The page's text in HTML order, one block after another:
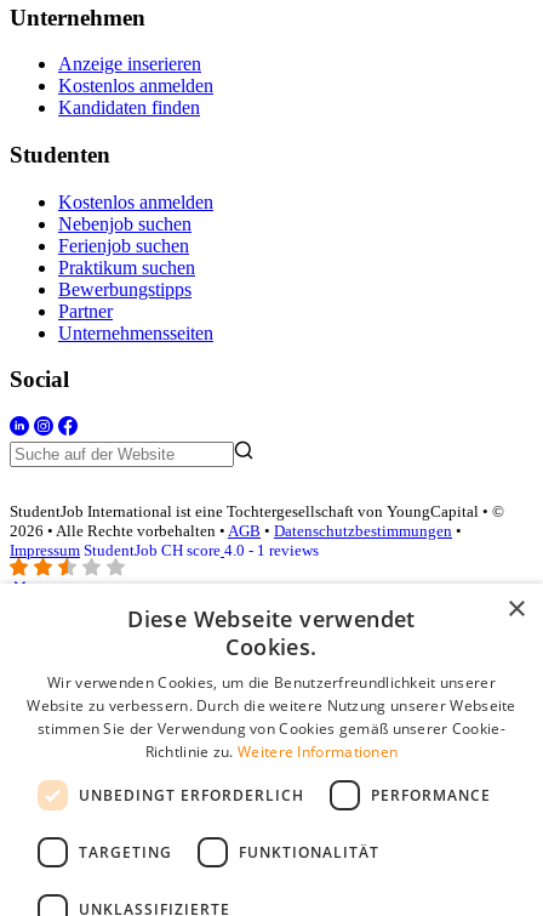
Unternehmen
Anzeige inserieren
Kostenlos anmelden
Kandidaten finden
Studenten
Kostenlos anmelden
Nebenjob suchen
Ferienjob suchen
Praktikum suchen
Bewerbungstipps
Partner
Unternehmensseiten
Social
StudentJob International ist eine Tochtergesellschaft von YoungCapital • ©
2026 • Alle Rechte vorbehalten • AGB • Datenschutzbestimmungen •
Impressum StudentJob CH score 4.0 - 1 reviews
Login für Unternehmen
E-Mail*
Passwort
Angemeldet bleiben
Passwort vergessen?
Kostenloses Unternehmensprofil
×
Diese Webseite verwendet
Cookies.
Wir verwenden Cookies, um die Benutzerfreundlichkeit unserer
Website zu verbessern. Durch die weitere Nutzung unserer Webseite
stimmen Sie der Verwendung von Cookies gemäß unserer Cookie-
Richtlinie zu. Weitere Informationen
UNBEDINGT ERFORDERLICH PERFORMANCE
TARGETING FUNKTIONALITÄT
UNKLASSIFIZIERTE